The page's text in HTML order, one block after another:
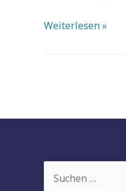
Wie
und
Unwohlsein
Weiterlesen »
nach: